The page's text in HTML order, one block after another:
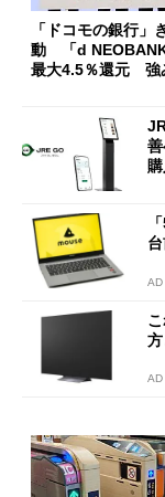
「ドコモの銀行」
動 「d NEOBANK
最大4.5％還元 強
AD
AD